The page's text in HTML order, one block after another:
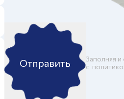
Отправить
Заполняя
c